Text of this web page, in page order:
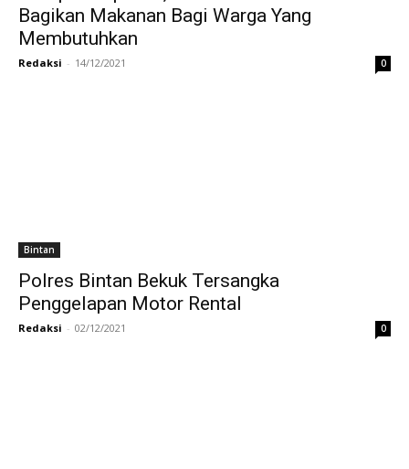
Bagikan Makanan Bagi Warga Yang
Membutuhkan
Redaksi - 14/12/2021 0
Bintan
Polres Bintan Bekuk Tersangka
Penggelapan Motor Rental
Redaksi - 02/12/2021 0